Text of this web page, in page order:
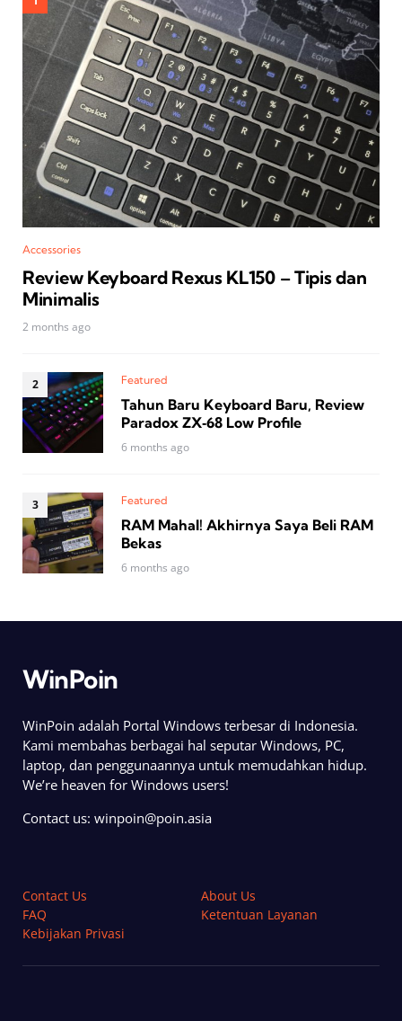
Accessories
Review Keyboard Rexus KL150 – Tipis dan
Minimalis
2 months ago
Featured
Tahun Baru Keyboard Baru, Review
Paradox ZX‑68 Low Profile
6 months ago
Featured
RAM Mahal! Akhirnya Saya Beli RAM
Bekas
6 months ago
WinPoin
WinPoin adalah Portal Windows terbesar di Indonesia.
Kami membahas berbagai hal seputar Windows, PC,
laptop, dan penggunaannya untuk memudahkan hidup.
We’re heaven for Windows users!
Contact us: winpoin@poin.asia
Contact Us
About Us
FAQ
Ketentuan Layanan
Kebijakan Privasi